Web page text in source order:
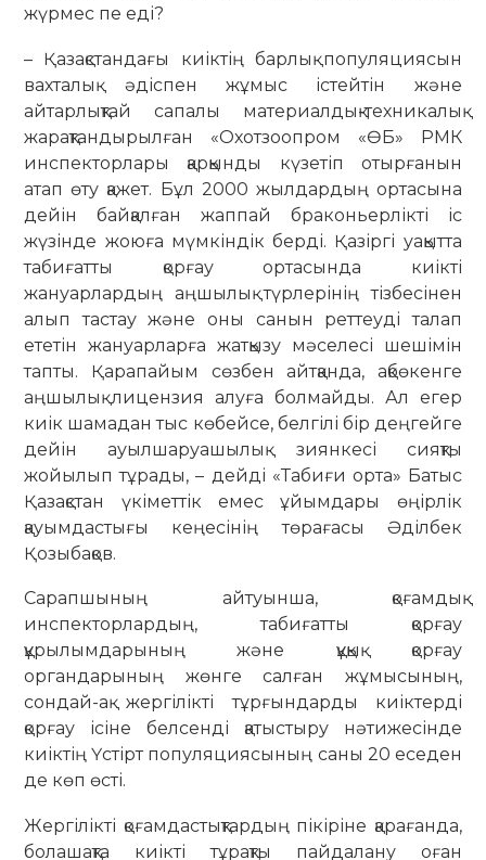
жүрмес пе еді?
– Қазақстандағы киіктің барлық популяциясын
вахталық әдіспен жұмыс істейтін және
айтарлықтай сапа­лы мате­риалдық-техникалық
жарақтан­дырылған «Охотзоопром «ӨБ» РМК
инспекторлары қарқынды күзетіп отырғанын
атап өту қажет. Бұл 2000 жылдардың ортасына
дейін байқалған жаппай браконьерлікті іс
жүзінде жоюға мүмкіндік берді. Қазір­гі уақытта
табиғатты қорғау ор­та­сын­да киікті
жануарлардың аңшы­лық түрлерінің тізбесінен
алып тас­тау және оны санын реттеуді талап
ететін жануарларға жатқызу мәселесі шешімін
тапты. Қарапайым сөзбен айтқанда, ақбөкенге
аңшылық лицензия алуға болмайды. Ал егер
киік шамадан тыс көбейсе, белгілі бір деңгейге
дейін ауыл­шаруашылық зиянкесі сияқты
жойылып тұрады, – дейді «Табиғи орта» Батыс
Қазақстан үкіметтік емес ұйымдары өңірлік
қауым­­­дастығы кеңесінің төр­ағасы Әділ­бек
Қозыбақов.
Сарапшының айтуынша, қоғамдық
инспекторлардың, табиғатты қорғау
құрылымдарының және құқық қорғау
органдарының жөнге салған жұ­мы­сының,
сондай-ақ жергілікті тұрғын­дарды киіктерді
қорғау ісіне белсенді қа­тыстыру нәтижесінде
киіктің Үстірт попу­ляциясының саны 20 еседен
де көп өсті.
Жергілікті қоғамдастықтардың пікі­ріне қарағанда,
болашақта киікті тұрақты пайдалану оған